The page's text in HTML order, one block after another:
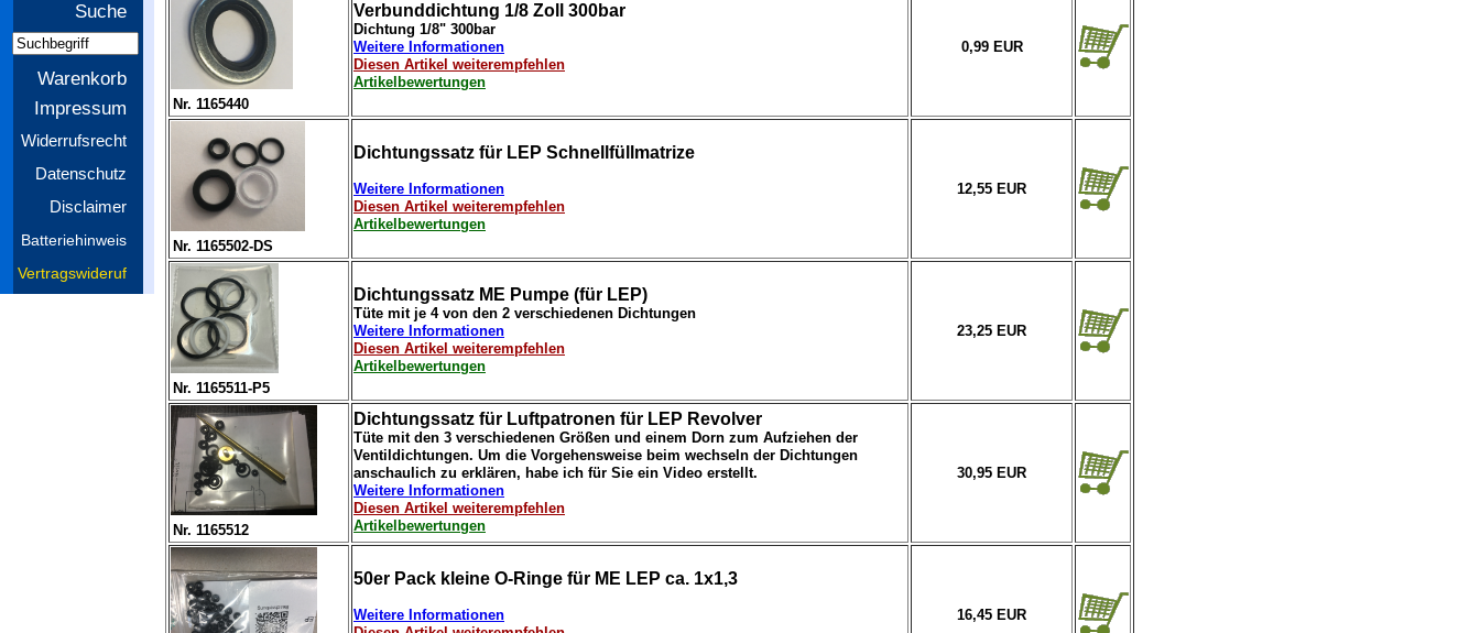
Suche
Warenkorb
Impressum
Widerrufsrecht
Datenschutz
Disclaimer
Batteriehinweis
Vertragswideruf
Nr. 1165440
Verbunddichtung 1/8 Zoll 300bar
Dichtung 1/8" 300bar
Weitere Informationen
Diesen Artikel weiterempfehlen
Artikelbewertungen
0,99 EUR
Nr. 1165502-DS
Dichtungssatz für LEP Schnellfüllmatrize
Weitere Informationen
Diesen Artikel weiterempfehlen
Artikelbewertungen
12,55 EUR
Nr. 1165511-P5
Dichtungssatz ME Pumpe (für LEP)
Tüte mit je 4 von den 2 verschiedenen Dichtungen
Weitere Informationen
Diesen Artikel weiterempfehlen
Artikelbewertungen
23,25 EUR
Nr. 1165512
Dichtungssatz für Luftpatronen für LEP Revolver
Tüte mit den 3 verschiedenen Größen und einem Dorn zum Aufziehen der
Ventildichtungen. Um die Vorgehensweise beim wechseln der Dichtungen
anschaulich zu erklären, habe ich für Sie ein Video erstellt.
Weitere Informationen
Diesen Artikel weiterempfehlen
Artikelbewertungen
30,95 EUR
50er Pack kleine O-Ringe für ME LEP ca. 1x1,3
Weitere Informationen
16,45 EUR